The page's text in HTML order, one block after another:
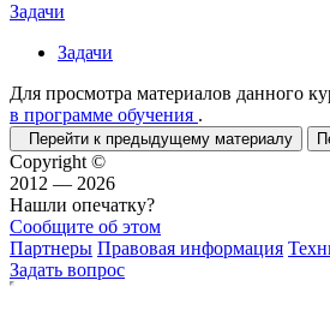
Задачи
Задачи
Для просмотра материалов данного
в программе обучения .
Перейти к предыдущему материалу
Copyright ©
2012 — 2026
Нашли опечатку?
Сообщите об этом
Партнеры Правовая информация
Задать вопрос